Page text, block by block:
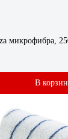
микрофибра,
В